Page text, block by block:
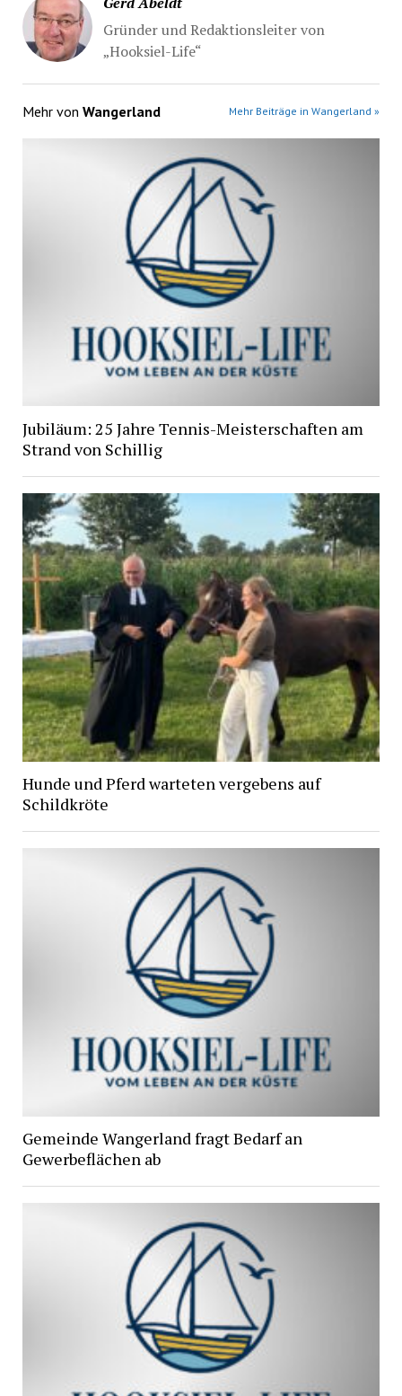
Gründer und Redaktionsleiter von
„Hooksiel-Life“
Mehr von Wangerland Mehr Beiträge in Wangerland »
Jubiläum: 25 Jahre Tennis-Meisterschaften am
Strand von Schillig
Hunde und Pferd warteten vergebens auf
Schildkröte
Gemeinde Wangerland fragt Bedarf an
Gewerbeflächen ab